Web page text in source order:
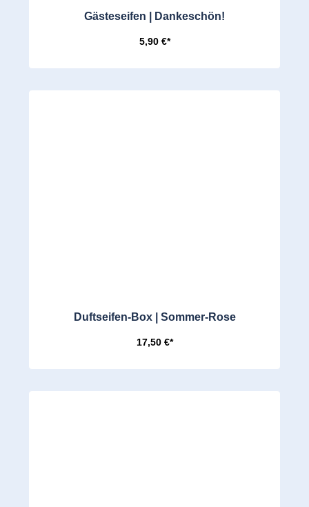
Gästeseifen | Dankeschön!
5,90 €*
Duftseifen-Box | Sommer-Rose
17,50 €*